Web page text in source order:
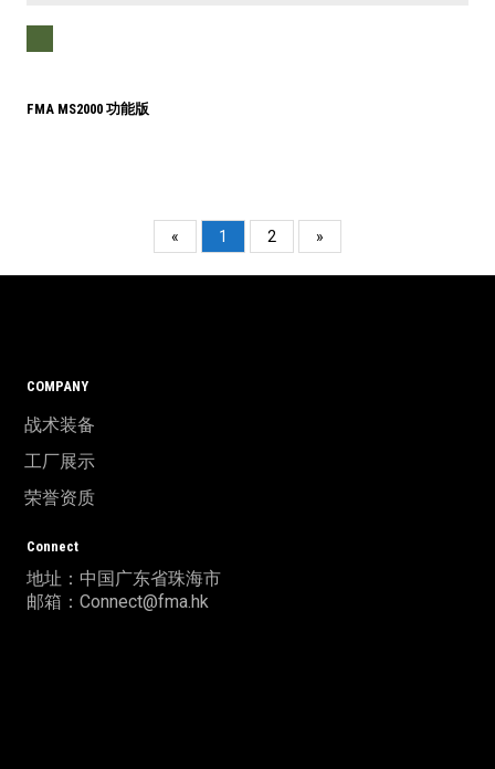
FMA MS2000 功能版
« 1 2 »
COMPANY
战术装备
工厂展示
荣誉资质
Connect
地址：中国广东省珠海市
邮箱：Connect@fma.hk